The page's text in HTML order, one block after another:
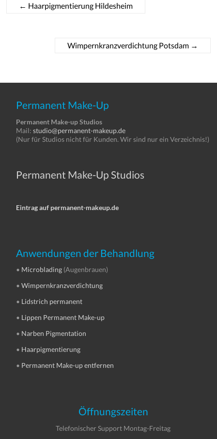
← Haarpigmentierung Hildesheim
Wimpernkranzverdichtung Potsdam →
Permanent Make-Up
Permanent Make-up Studios
Mail:studio@permanent-makeup.de
(Nur für Studios nicht für Kunden. Wir sind nur ein Verzeichnis!)
Permanent Make-Up Studios
Eintrag auf permanent-makeup.de
Anwendungen der Behandlung
• Microblading (Augenbrauen)
•Wimpernkranzverdichtung
• Lidstrich permanent
• Lippen Permanent Make-up
• Narben Pigmentation
• Haarpigmentierung
• Permanent Make-up entfernen
Öffnungszeiten
Telefonischer Support Montag-Freitag